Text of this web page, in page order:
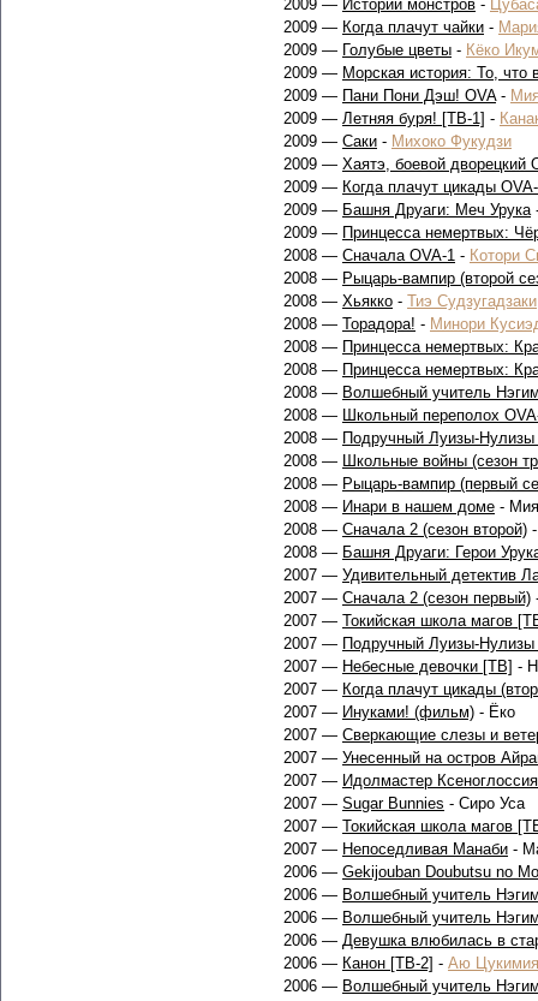
2009 — Истории монстров -
2009 — Когда плачут чайки -
2009 — Голубые цветы - Кёко
2009 — Морская история: То, что
2009 — Пани Пони Дэш! OVA-
2009 — Летняя буря! [ТВ-1] -
2009 — Саки - Михоко Фукудзи
2009 — Хаятэ, боевой дворецкий
2009 — Когда плачут цикады
2009 — Башня Друаги: Меч Урука
2009 — Принцесса немертвых:
2008 — Сначала OVA-1 - Котори
2008 — Рыцарь-вампир (второй
2008 — Хьякко - Тиэ Судзугадзаки
2008 — Торадора! - Минори
2008 — Принцесса немертвых:
2008 — Принцесса немертвых:
2008 — Волшебный учитель
2008 — Школьный переполох
2008 — Подручный Луизы-Нулизы
2008 — Школьные войны (сезон
2008 — Рыцарь-вампир (первый
2008 — Инари в нашем доме -
2008 — Сначала 2 (сезон второй)
2008 — Башня Друаги: Герои
2007 — Удивительный детектив
2007 — Сначала 2 (сезон первый)
2007 — Токийская школа магов
2007 — Подручный Луизы-Нулизы
2007 — Небесные девочки [ТВ] -
2007 — Когда плачут цикады
2007 — Инуками! (фильм) - Ёко
2007 — Сверкающие слезы и
2007 — Унесенный на остров
2007 — Идолмастер Ксеноглоссия
2007 — Sugar Bunnies - Сиро Уса
2007 — Токийская школа магов
2007 — Непоседливая Манаби -
2006 — Gekijouban Doubutsu no
2006 — Волшебный учитель
2006 — Волшебный учитель
2006 — Девушка влюбилась в
2006 — Канон [ТВ-2] - Аю Цукимия
2006 — Волшебный учитель